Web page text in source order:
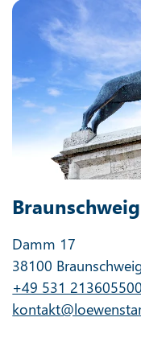
Braunschweig
Damm 17
38100
+49 531 213605500